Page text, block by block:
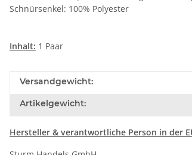
Schnürsenkel: 100% Polyester
Inhalt: 1 Paar
Versandgewicht:
Artikelgewicht:
Hersteller & verantwortliche Person in der